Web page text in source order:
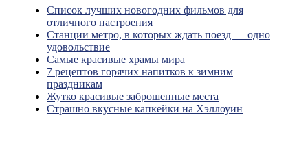
Список лучших новогодних фильмов для
отличного настроения
Станции метро, в которых ждать поезд — одно
удовольствие
Самые красивые храмы мира
7 рецептов горячих напитков к зимним
праздникам
Жутко красивые заброшенные места
Страшно вкусные капкейки на Хэллоуин